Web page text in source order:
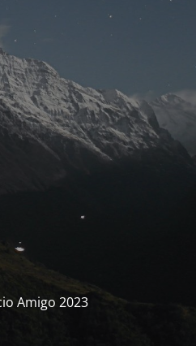
Amigo 2023